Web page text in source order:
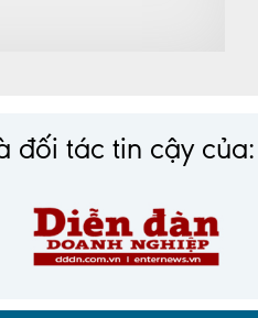
đối tác tin cậy của: